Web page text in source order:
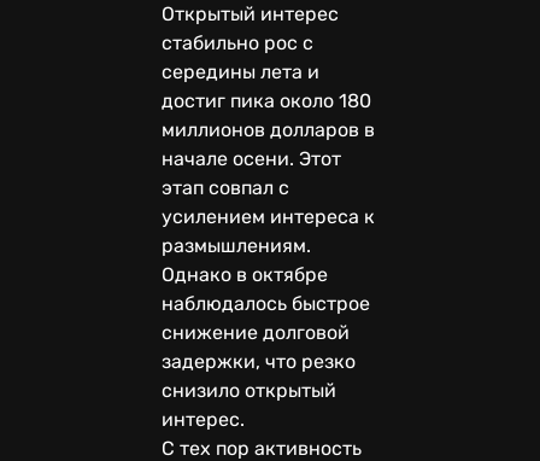
Открытый интерес
стабильно рос с
середины лета и
достиг пика около 180
миллионов долларов в
начале осени. Этот
этап совпал с
усилением интереса к
размышлениям.
Однако в октябре
наблюдалось быстрое
снижение долговой
задержки, что резко
снизило открытый
интерес.
С тех пор активность